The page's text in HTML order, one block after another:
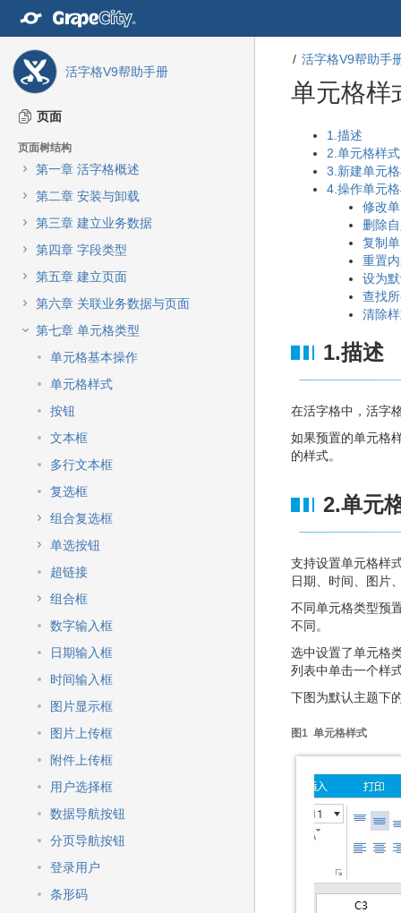
活字格V9帮助手册
页面
页面树结构
第一章 活字格概述
第二章 安装与卸载
第三章 建立业务数据
第四章 字段类型
第五章 建立页面
第六章 关联业务数据与页面
第七章 单元格类型
单元格基本操作
单元格样式
按钮
文本框
多行文本框
复选框
组合复选框
单选按钮
超链接
组合框
数字输入框
日期输入框
时间输入框
图片显示框
图片上传框
附件上传框
用户选择框
数据导航按钮
分页导航按钮
登录用户
条形码
活字格V9帮助手
单元格样
1.描述
2.单元格样式
3.新建单元
4.操作单元
修改
删除
复制
重置
设为
查找
清除
1.描述
在活字格中，活字
如果预置的单元格
的样式。
2.单元
支持设置单元格样
日期、时间、图片
不同单元格类型预
不同。
选中设置了单元格
列表中单击一个样
下图为默认主题下
图1 单元格样式